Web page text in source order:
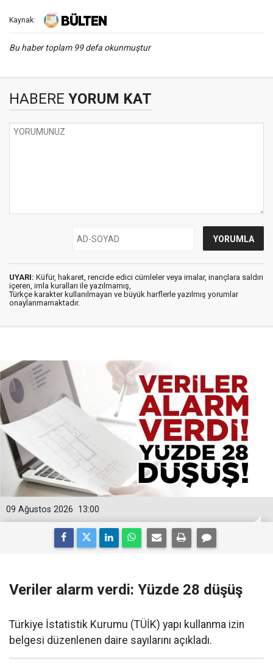
Kaynak:
Bu haber toplam 99 defa okunmuştur
HABERE YORUM KAT
UYARI: Küfür, hakaret, rencide edici cümleler veya imalar, inançlara saldırı
içeren, imla kuralları ile yazılmamış,
Türkçe karakter kullanılmayan ve büyük harflerle yazılmış yorumlar
onaylanmamaktadır.
13:00
09 Ağustos 2026
Veriler alarm verdi: Yüzde 28 düşüş
Türkiye İstatistik Kurumu (TÜİK) yapı kullanma izin
belgesi düzenlenen daire sayılarını açıkladı.